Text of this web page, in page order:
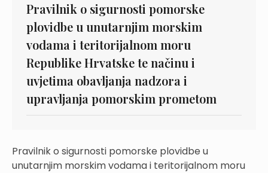
Pravilnik o sigurnosti pomorske
plovidbe u unutarnjim morskim
vodama i teritorijalnom moru
Republike Hrvatske te načinu i
uvjetima obavljanja nadzora i
upravljanja pomorskim prometom
Pravilnik o sigurnosti pomorske plovidbe u
unutarnjim morskim vodama i teritorijalnom moru